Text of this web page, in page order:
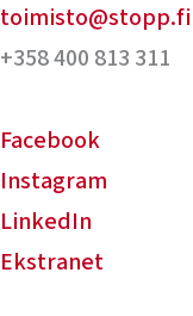
toimisto@stopp.fi
+358 400 813 311
Facebook
Instagram
LinkedIn
Ekstranet